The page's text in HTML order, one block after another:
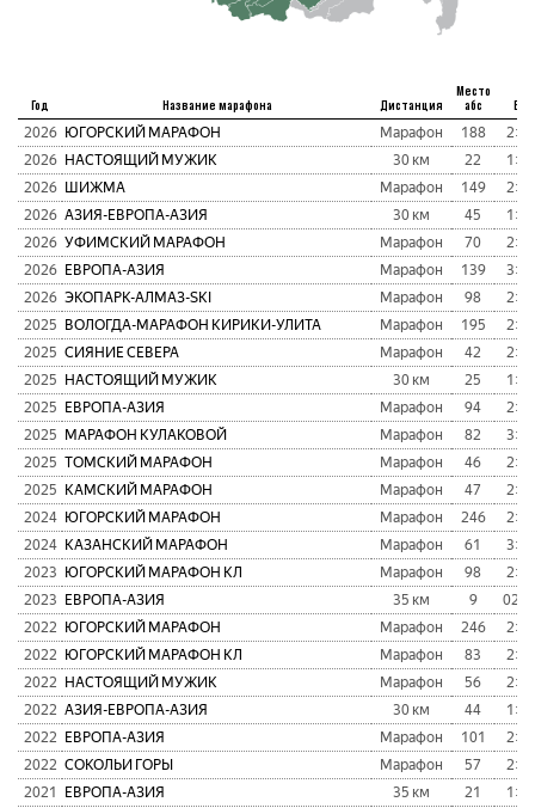
Год Название марафона Дистанция
Место
абс
2026 ЮГОРСКИЙ МАРАФОН Марафон 188
2026 НАСТОЯЩИЙ МУЖИК 30 км 22
2026 ШИЖМА Марафон 149
2026 АЗИЯ-ЕВРОПА-АЗИЯ 30 км 45
2026 УФИМСКИЙ МАРАФОН Марафон 70
2026 ЕВРОПА-АЗИЯ Марафон 139
2026 ЭКОПАРК-АЛМАЗ-SKI Марафон 98
2025 ВОЛОГДА-МАРАФОН КИРИКИ-УЛИТА Марафон 195
2025 СИЯНИЕ СЕВЕРА Марафон 42
2025 НАСТОЯЩИЙ МУЖИК 30 км 25
2025 ЕВРОПА-АЗИЯ Марафон 94
2025 МАРАФОН КУЛАКОВОЙ Марафон 82
2025 ТОМСКИЙ МАРАФОН Марафон 46
2025 КАМСКИЙ МАРАФОН Марафон 47
2024 ЮГОРСКИЙ МАРАФОН Марафон 246
2024 КАЗАНСКИЙ МАРАФОН Марафон 61
2023 ЮГОРСКИЙ МАРАФОН КЛ Марафон 98
2023 ЕВРОПА-АЗИЯ 35 км 9
2022 ЮГОРСКИЙ МАРАФОН Марафон 246
2022 ЮГОРСКИЙ МАРАФОН КЛ Марафон 83
2022 НАСТОЯЩИЙ МУЖИК Марафон 56
2022 АЗИЯ-ЕВРОПА-АЗИЯ 30 км 44
2022 ЕВРОПА-АЗИЯ Марафон 101
2022 СОКОЛЬИ ГОРЫ Марафон 57
2021
ЕВРОПА-АЗИЯ 35 км 21